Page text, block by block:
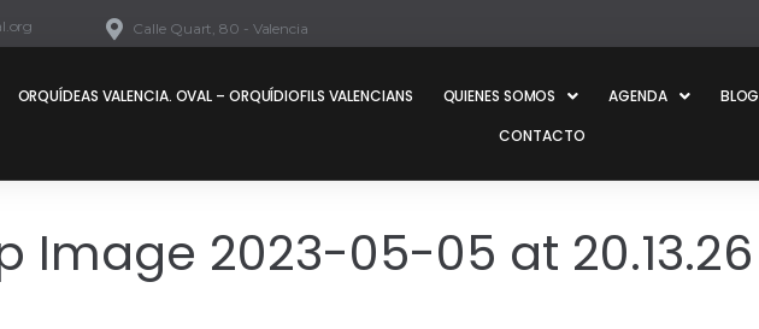
Calle Quart, 80 - Valencia
ORQUÍDEAS VALENCIA. OVAL – ORQUÍDIOFILS VALENCIANS QUIENES SOMOS AGENDA BLOG
CONTACTO
Image 2023-05-05 at 20.13.26